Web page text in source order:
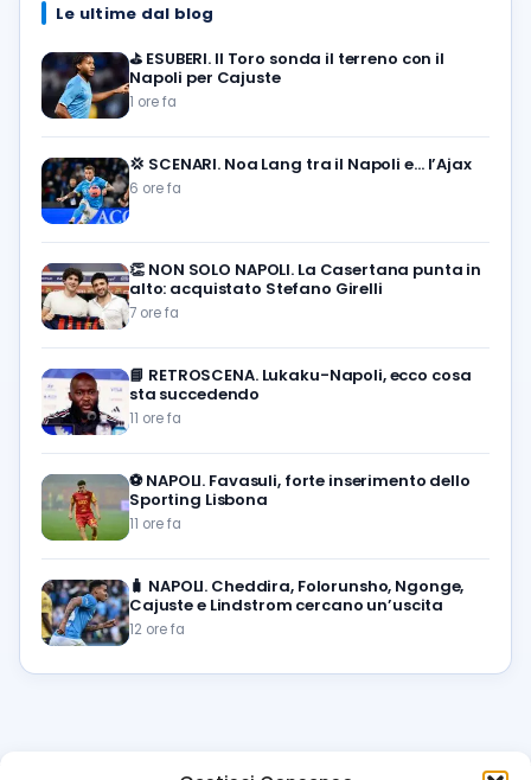
Le ultime dal blog
⛳ ESUBERI. Il Toro sonda il terreno con il
Napoli per Cajuste
1 ore fa
💢 SCENARI. Noa Lang tra il Napoli e… l’Ajax
6 ore fa
👏 NON SOLO NAPOLI. La Casertana punta in
alto: acquistato Stefano Girelli
7 ore fa
📘 RETROSCENA. Lukaku-Napoli, ecco cosa
sta succedendo
11 ore fa
⚽️ NAPOLI. Favasuli, forte inserimento dello
Sporting Lisbona
11 ore fa
🧳 NAPOLI. Cheddira, Folorunsho, Ngonge,
Cajuste e Lindstrom cercano un’uscita
12 ore fa